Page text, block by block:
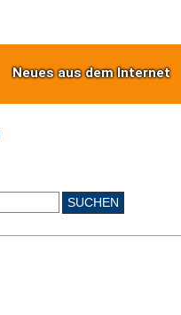
Neues aus dem Internet